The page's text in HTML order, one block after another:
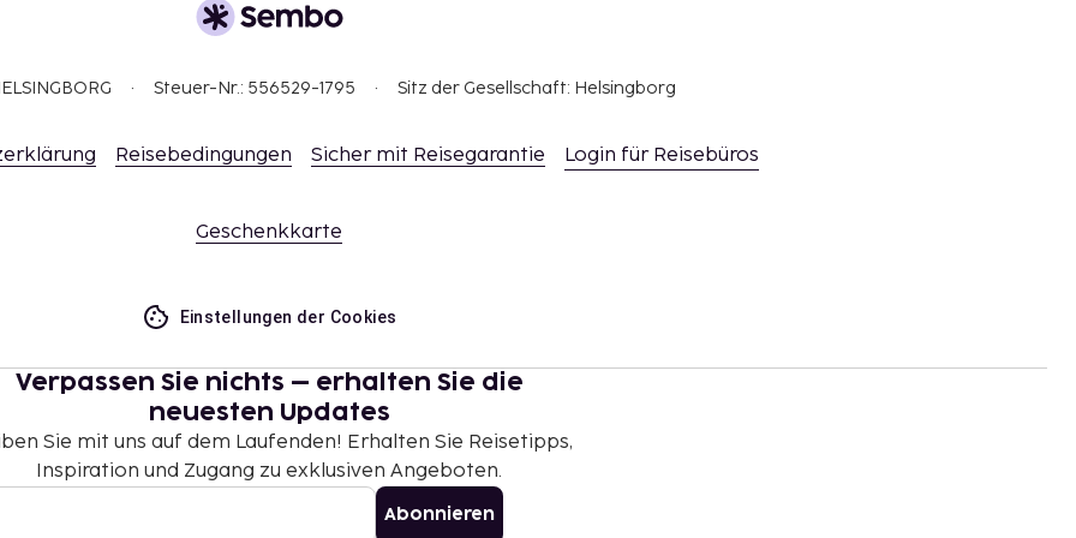
pro Tag
Steuern und können
findest
Zimmern
in Bezug auf
sind im Abschnitt
Steuer-Nr.: 556529-1795 Sitz der Gesellschaft: Helsingborg
Reisebedingungen Sicher mit Reisegarantie Login für Reisebüros
Geschenkkarte
Einstellungen der Cookies
Verpassen Sie nichts – erhalten Sie die
neuesten Updates
Sie mit uns auf dem Laufenden! Erhalten Sie Reisetipps,
Inspiration und Zugang zu exklusiven Angeboten.
Abonnieren